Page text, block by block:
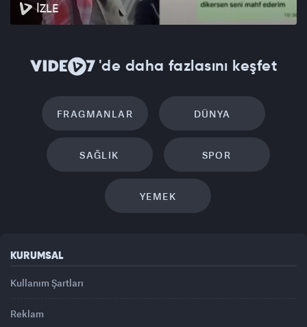
İZLE
'de daha fazlasını keşfet
FRAGMANLAR DÜNYA
SAĞLIK SPOR
YEMEK
KURUMSAL
Kullanım Şartları
Reklam